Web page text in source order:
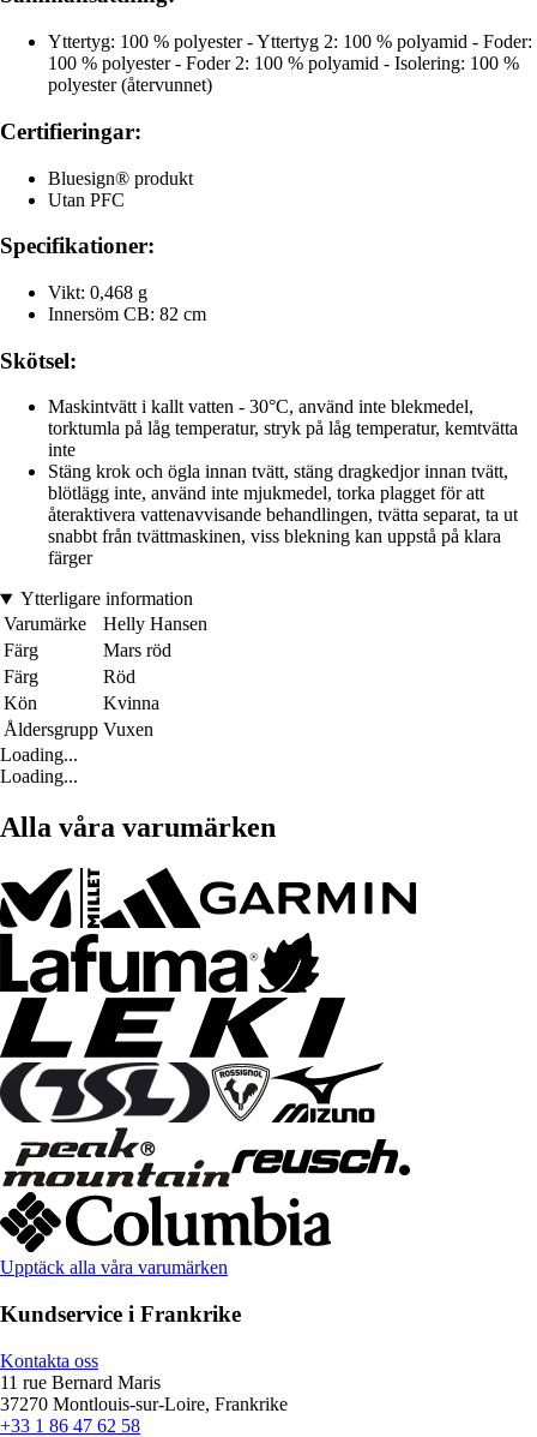
Yttertyg: 100 % polyester - Yttertyg 2: 100 % polyamid - Foder:
100 % polyester - Foder 2: 100 % polyamid - Isolering: 100 %
polyester (återvunnet)
Certifieringar:
Bluesign® produkt
Utan PFC
Specifikationer:
Vikt: 0,468 g
Innersöm CB: 82 cm
Skötsel:
Maskintvätt i kallt vatten - 30°C, använd inte blekmedel,
torktumla på låg temperatur, stryk på låg temperatur, kemtvätta
inte
Stäng krok och ögla innan tvätt, stäng dragkedjor innan tvätt,
blötlägg inte, använd inte mjukmedel, torka plagget för att
återaktivera vattenavvisande behandlingen, tvätta separat, ta ut
snabbt från tvättmaskinen, viss blekning kan uppstå på klara
färger
Ytterligare information
Varumärke
Helly Hansen
Färg
Mars röd
Färg
Röd
Kön
Kvinna
Åldersgrupp Vuxen
Loading...
Loading...
Alla våra varumärken
Upptäck alla våra varumärken
Kundservice i Frankrike
Kontakta oss
11 rue Bernard Maris
37270 Montlouis-sur-Loire, Frankrike
+33 1 86 47 62 58